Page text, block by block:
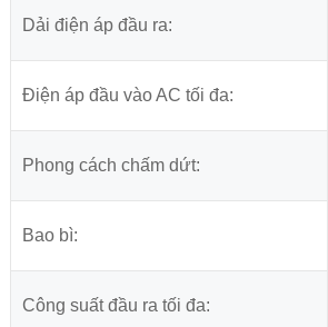
Dải điện áp đầu ra:
Điện áp đầu vào AC tối đa:
Phong cách chấm dứt:
Bao bì:
Công suất đầu ra tối đa: